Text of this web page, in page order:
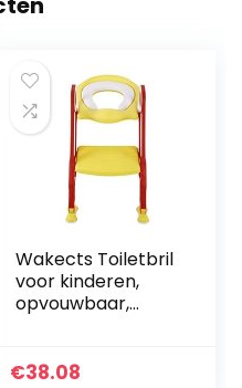
Wakects Toiletbril
voor kinderen,
opvouwbaar,
met antislip,
€38.08